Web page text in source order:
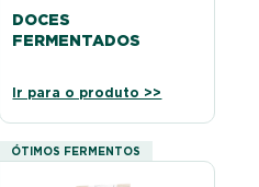
DOCES
FERMENTADOS
Ir para o produto >>
ÓTIMOS FERMENTOS